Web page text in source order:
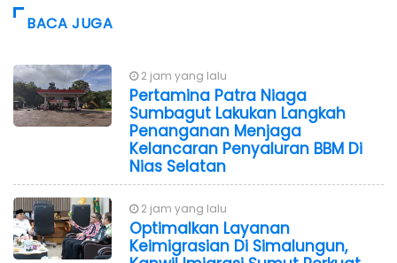
BACA JUGA
2 jam yang lalu
Pertamina Patra Niaga
Sumbagut Lakukan Langkah
Penanganan Menjaga
Kelancaran Penyaluran BBM Di
Nias Selatan
2 jam yang lalu
Optimalkan Layanan
Keimigrasian Di Simalungun,